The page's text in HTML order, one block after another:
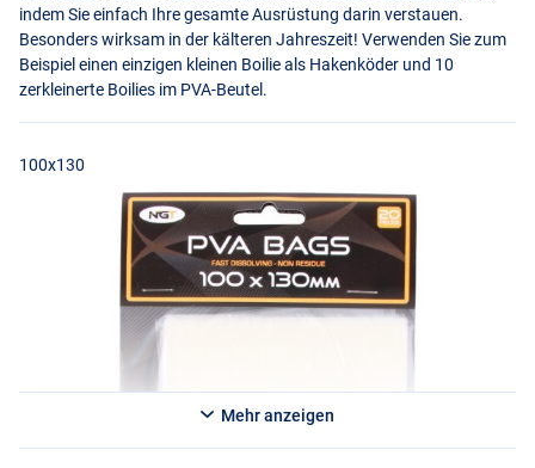
indem Sie einfach Ihre gesamte Ausrüstung darin verstauen.
Besonders wirksam in der kälteren Jahreszeit! Verwenden Sie zum
Beispiel einen einzigen kleinen Boilie als Hakenköder und 10
zerkleinerte Boilies im PVA-Beutel.
100x130
Mehr anzeigen